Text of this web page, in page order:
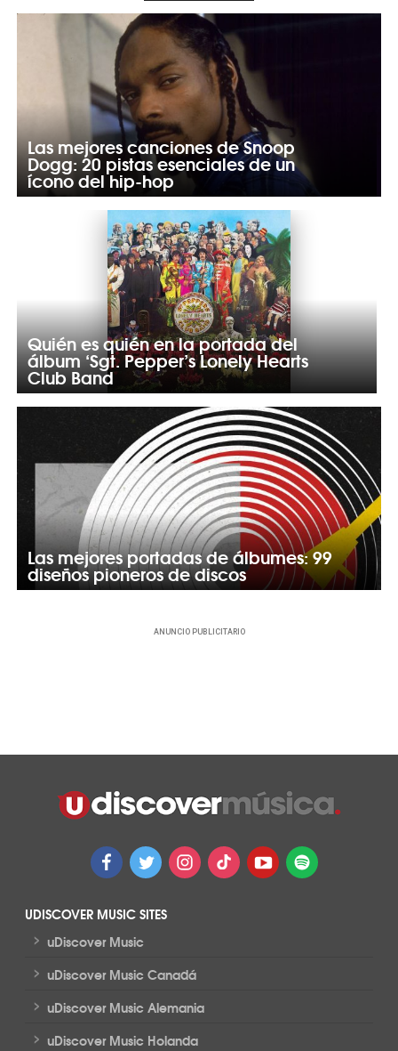
Las mejores canciones de Snoop
Dogg: 20 pistas esenciales de un
ícono del hip-hop
Quién es quién en la portada del
álbum ‘Sgt. Pepper’s Lonely Hearts
Club Band
Las mejores portadas de álbumes: 99
diseños pioneros de discos
ANUNCIO PUBLICITARIO
UDISCOVER MUSIC SITES
> uDiscover Music
> uDiscover Music Canadá
> uDiscover Music Alemania
> uDiscover Music Holanda